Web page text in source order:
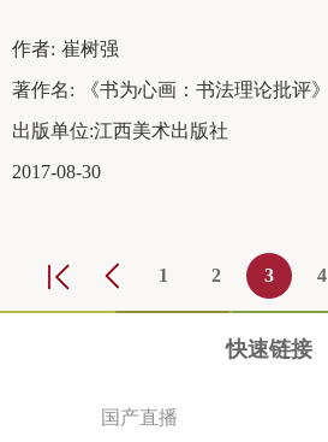
作者: 崔树强
著作名:
《书为心画：书法理论批评》
出版单位:江西美术出版社
2017-08-30
1 2 3 4
快速链接
国产直播